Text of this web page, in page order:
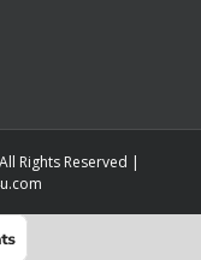
Rights Reserved |